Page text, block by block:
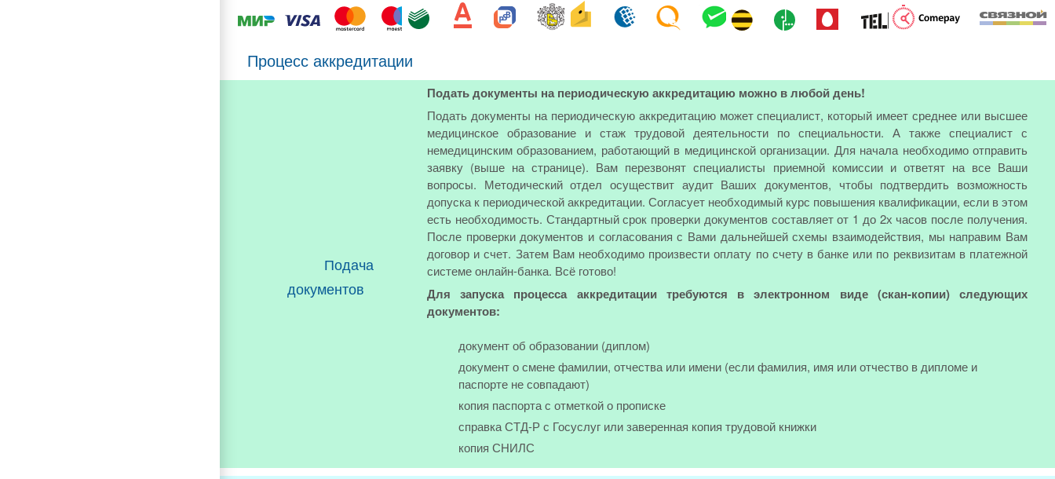
Процесс аккредитации
Подача
документов
Подать документы на периодическую аккредитацию можно в любой день!
Подать документы на периодическую аккредитацию может специалист, который имеет среднее или высшее
медицинское образование и стаж трудовой деятельности по специальности. А также специалист с
немедицинским образованием, работающий в медицинской организации. Для начала необходимо отправить
заявку (выше на странице). Вам перезвонят специалисты приемной комиссии и ответят на все Ваши
вопросы. Методический отдел осуществит аудит Ваших документов, чтобы подтвердить возможность
допуска к периодической аккредитации. Согласует необходимый курс повышения квалификации, если в этом
есть необходимость. Стандартный срок проверки документов составляет от 1 до 2х часов после получения.
После проверки документов и согласования с Вами дальнейшей схемы взаимодействия, мы направим Вам
договор и счет. Затем Вам необходимо произвести оплату по счету в банке или по реквизитам в платежной
системе онлайн-банка. Всё готово!
Для запуска процесса аккредитации требуются в электронном виде (скан-копии) следующих
документов:
документ об образовании (диплом)
документ о смене фамилии, отчества или имени (если фамилия, имя или отчество в дипломе и
паспорте не совпадают)
копия паспорта с отметкой о прописке
справка СТД-Р с Госуслуг или заверенная копия трудовой книжки
копия СНИЛС